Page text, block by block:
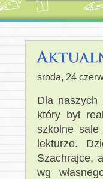
środa, 24
Dla naszych
który był
szkolne
lekturze.
Szachrajce,
wg